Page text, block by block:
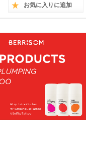
お気に入りに追加